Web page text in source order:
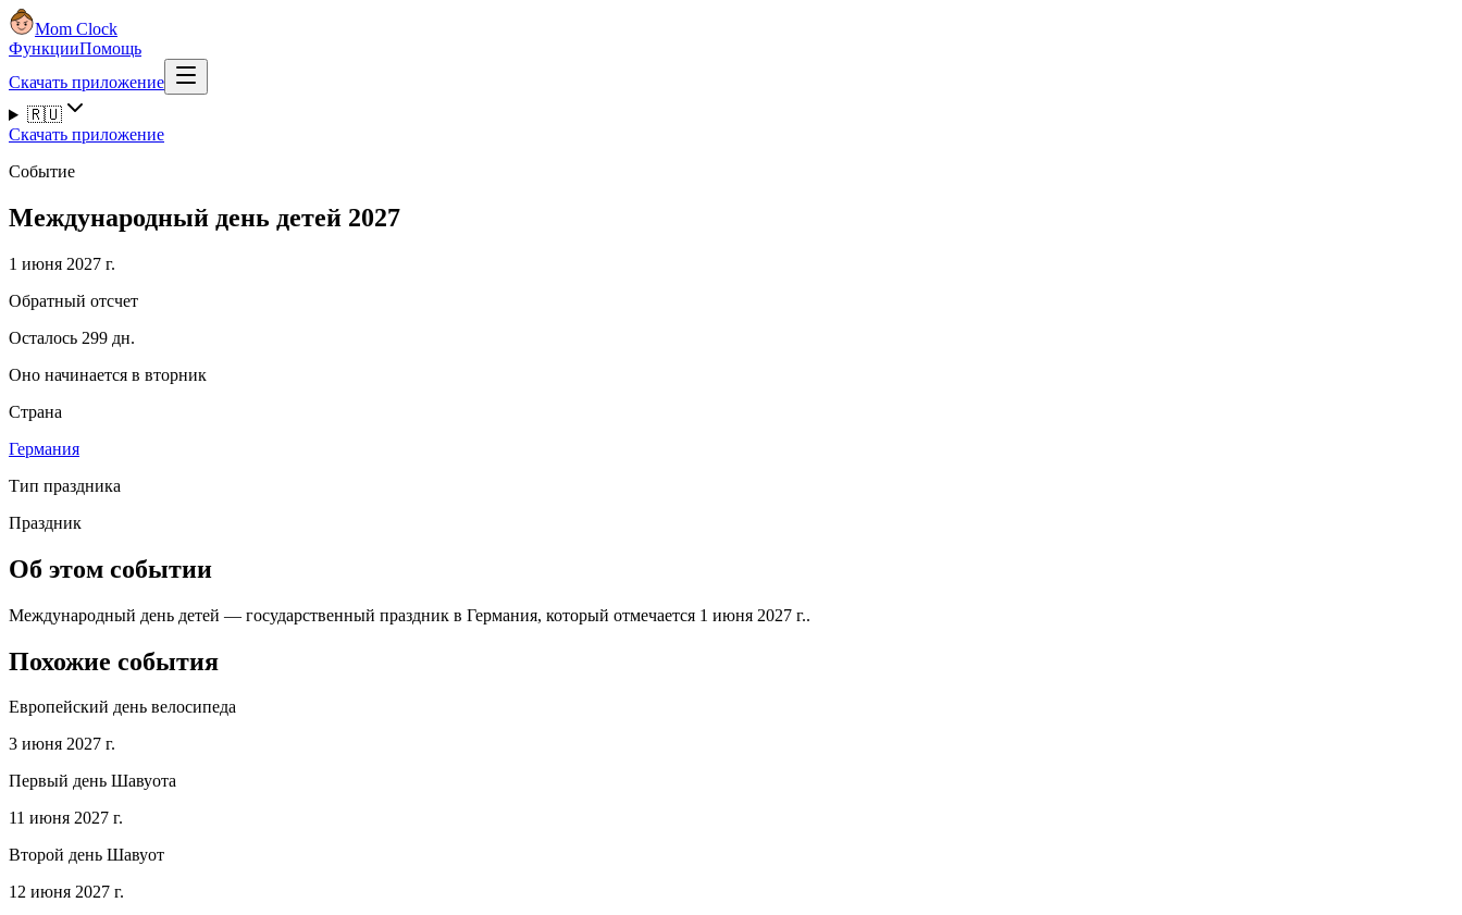
Mom Clock
ФункцииПомощь
Скачать приложение
🇷🇺
Скачать приложение
Событие
Международный день детей 2027
1 июня 2027 г.
Обратный отсчет
Осталось 299 дн.
Оно начинается в вторник
Страна
Германия
Тип праздника
Праздник
Об этом событии
Международный день детей — государственный праздник в Германия, который отмечается 1 июня 2027 г..
Похожие события
Европейский день велосипеда
3 июня 2027 г.
Первый день Шавуота
11 июня 2027 г.
Второй день Шавуот
12 июня 2027 г.